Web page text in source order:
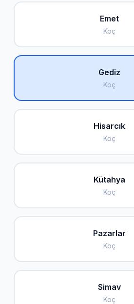
Emet
Koç
Gediz
Koç
Hisarcık
Koç
Kütahya
Koç
Pazarlar
Koç
Simav
Koç